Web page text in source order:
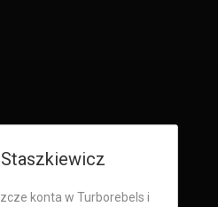
konta w Turborebels i